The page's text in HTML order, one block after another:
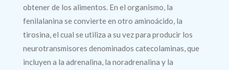
obtener de los alimentos. En el organismo, la
fenilalanina se convierte en otro aminoácido, la
tirosina, el cual se utiliza a su vez para producir los
neurotransmisores denominados catecolaminas, que
incluyen a la adrenalina, la noradrenalina y la